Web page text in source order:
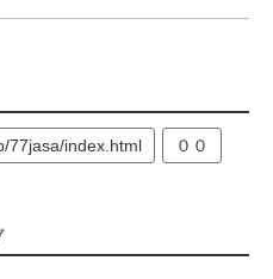
77jasa/index.html ００